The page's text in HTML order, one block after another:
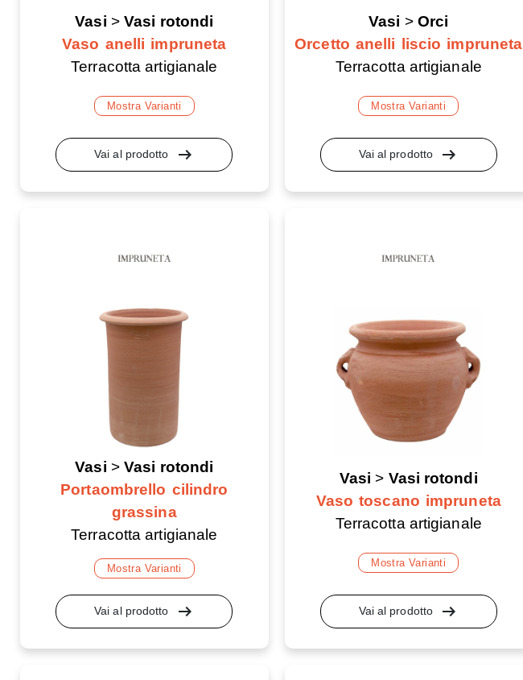
Vasi > Vasi rotondi
Vaso anelli impruneta
Terracotta artigianale
Mostra Varianti
Vai al prodotto arrow_right_alt
Vasi > Orci
Orcetto anelli liscio impruneta
Terracotta artigianale
Mostra Varianti
Vai al prodotto arrow_right_alt
Vasi > Vasi rotondi
Portaombrello cilindro
grassina
Terracotta artigianale
Mostra Varianti
Vai al prodotto arrow_right_alt
Vasi > Vasi rotondi
Vaso toscano impruneta
Terracotta artigianale
Mostra Varianti
Vai al prodotto arrow_right_alt